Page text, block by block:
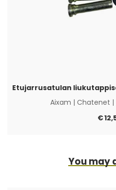
Aixam | Chatenet |
€
You may